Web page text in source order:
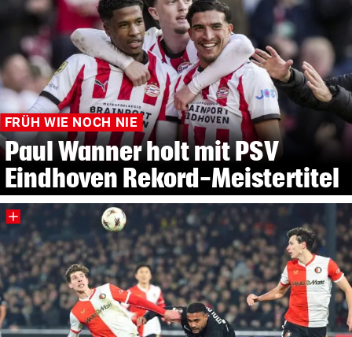
FRÜH WIE NOCH NIE
Paul Wanner holt mit PSV
Eindhoven Rekord-Meistertitel